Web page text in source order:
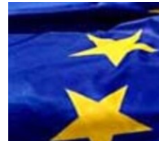
СВІТ
КИТАЙ.ВИКЛИКИ
МУЛЬТИМЕДІА
СПЕЦПРОЄКТИ
ПОДКАСТИ